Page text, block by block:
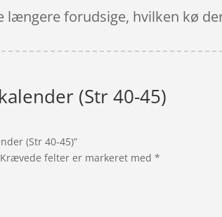
længere forudsige, hvilken kø
(Str 40-45)
(Str 40-45)”
Krævede felter er markeret med*